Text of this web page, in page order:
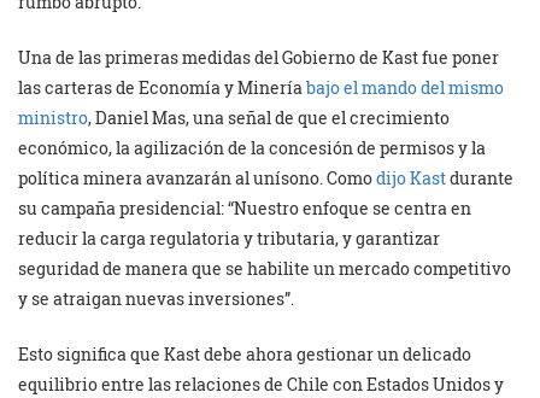
Una de las primeras medidas del Gobierno de Kast fue poner
las carteras de Economía y Mineríabajo el mando del mismo
ministro, Daniel Mas, una señal de que el crecimiento
económico, la agilización de la concesión de permisos y la
política minera avanzarán al unísono. Comodijo Kastdurante
su campaña presidencial: “Nuestro enfoque se centra en
reducir la carga regulatoria y tributaria, y garantizar
seguridad de manera que se habilite un mercado competitivo
y se atraigan nuevas inversiones”.
Esto significa que Kast debe ahora gestionar un delicado
equilibrio entre las relaciones de Chile con Estados Unidos y